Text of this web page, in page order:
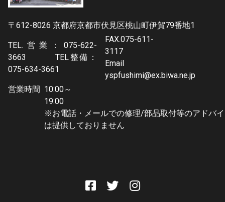
〒612-8026 京都府京都市伏見区桃山町伊賀79番地1
TEL.営業：075-622-
3663 TEL整備：
075-634-3661
FAX.075-611-
3117
Email
yspfushimi@ex.biwa.ne.jp
営業時間 10:00～
※お電話・メールでの修理/部品取付等のアドバ
は提供しておりません